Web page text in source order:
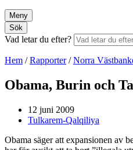
Meny
Sök
Vad letar du efter?
Hem /Rapporter/Norra
Obama, Burin och
12 juni 2009
Tulkarem-Qalqiliya
Obama säger att expansionen av